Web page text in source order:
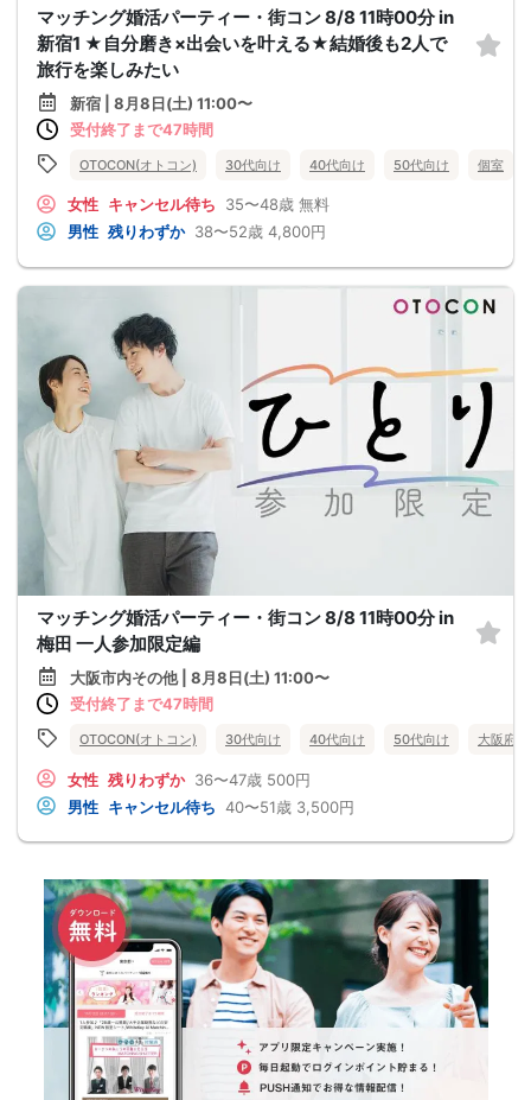
マッチング婚活パーティー・街コン 8/8 11時00分 in
新宿1 ★自分磨き×出会いを叶える★結婚後も2人で
旅行を楽しみたい
新宿 | 8月8日(土) 11:00〜
受付終了まで47時間
OTOCON(オトコン) 30代向け 40代向け 50代向け 個室
女性 キャンセル待ち 35〜48歳 無料
男性 残りわずか 38〜52歳 4,800円
マッチング婚活パーティー・街コン 8/8 11時00分 in
梅田 一人参加限定編
大阪市内その他 | 8月8日(土) 11:00〜
受付終了まで47時間
OTOCON(オトコン) 30代向け 40代向け 50代向け 大阪府
女性 残りわずか 36〜47歳 500円
男性 キャンセル待ち 40〜51歳 3,500円